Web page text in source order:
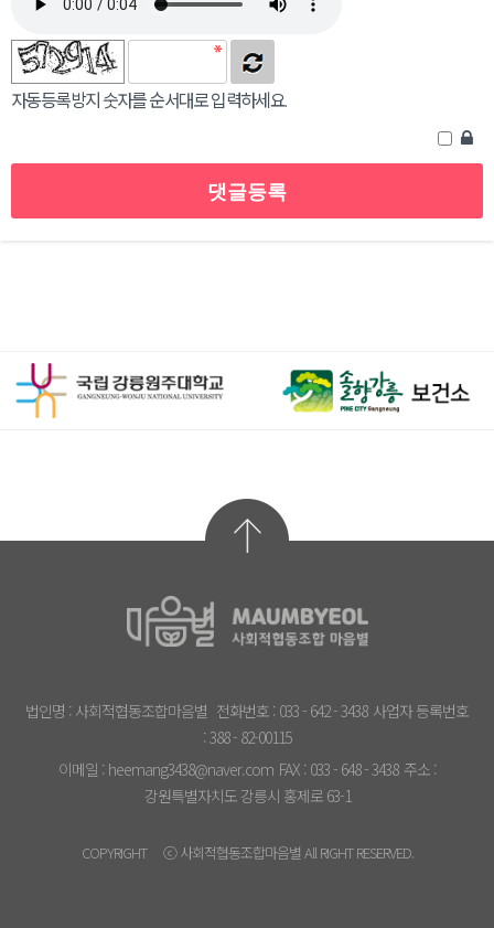
자동등록방지 숫자를 순서대로 입력하세요.
법인명 : 사회적협동조합마음별 전화번호 : 033 - 642 - 3438 사업자 등록번호
: 388 - 82-00115
이메일 : heemang3438@naver.com FAX : 033 - 648 - 3438 주소 :
강원특별자치도 강릉시 홍제로 63-1
COPYRIGHT ⓒ 사회적협동조합마음별 All RIGHT RESERVED.